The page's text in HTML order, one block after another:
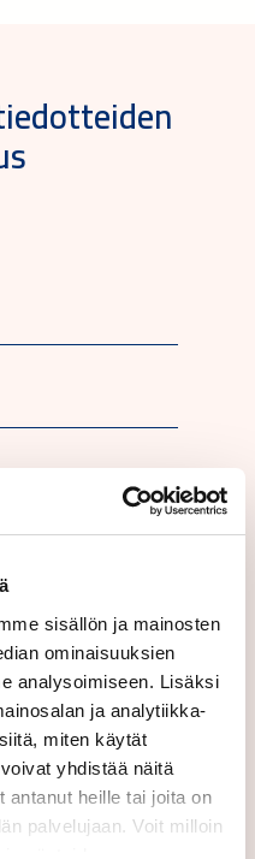
sisällön ja mainosten
ominaisuuksien
analysoimiseen. Lisäksi
ja analytiikka-
miten käytät
yhdistää näitä
antanut heille tai joita on
palvelujaan. Voit milloin